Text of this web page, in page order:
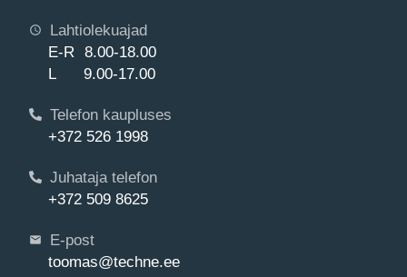
Lahtiolekuajad
E-R 8.00-18.00
L 9.00-17.00
Telefon kaupluses
+372 526 1998
Juhataja telefon
+372 509 8625
E-post
toomas@techne.ee